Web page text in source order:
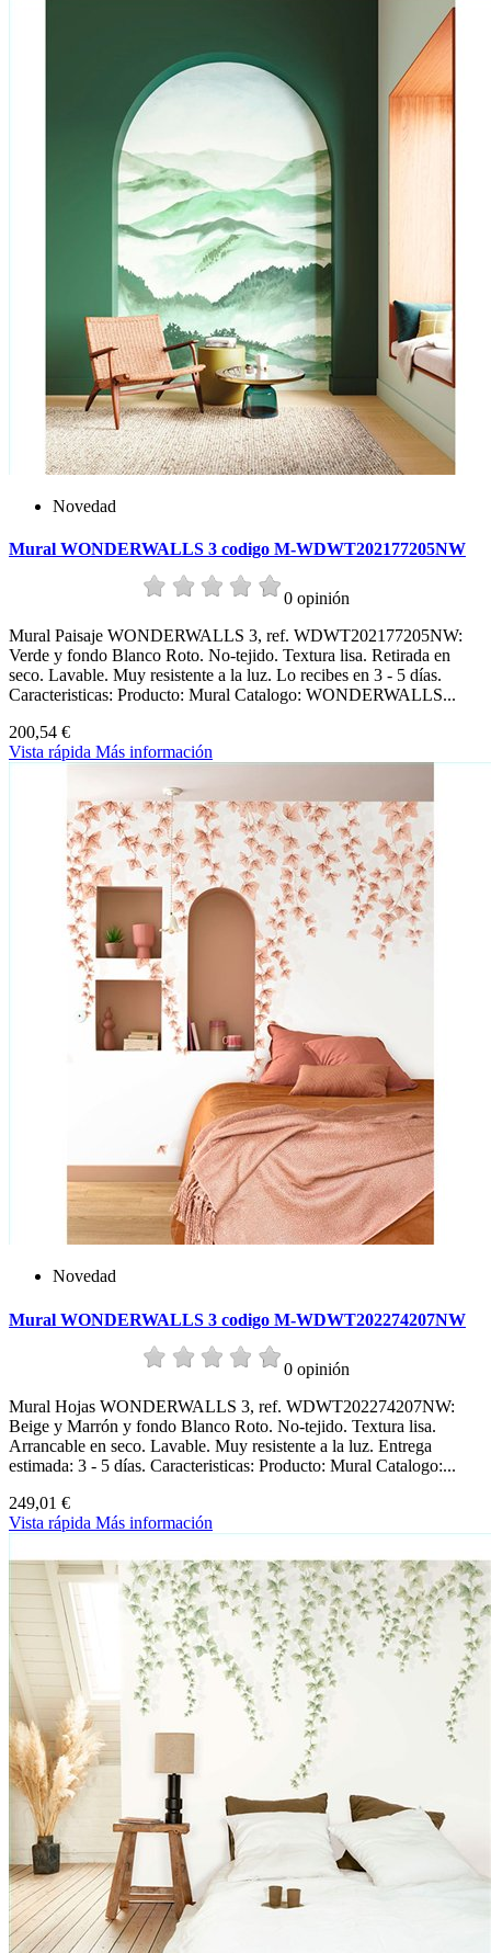
Novedad
Mural WONDERWALLS 3 codigo M-WDWT202177205NW
0 opinión
Mural Paisaje WONDERWALLS 3, ref. WDWT202177205NW:
Verde y fondo Blanco Roto. No-tejido. Textura lisa. Retirada en
seco. Lavable. Muy resistente a la luz. Lo recibes en 3 - 5 días.
Caracteristicas: Producto: Mural Catalogo: WONDERWALLS...
200,54 €
Vista rápida Más información
Novedad
Mural WONDERWALLS 3 codigo M-WDWT202274207NW
0 opinión
Mural Hojas WONDERWALLS 3, ref. WDWT202274207NW:
Beige y Marrón y fondo Blanco Roto. No-tejido. Textura lisa.
Arrancable en seco. Lavable. Muy resistente a la luz. Entrega
estimada: 3 - 5 días. Caracteristicas: Producto: Mural Catalogo:...
249,01 €
Vista rápida Más información